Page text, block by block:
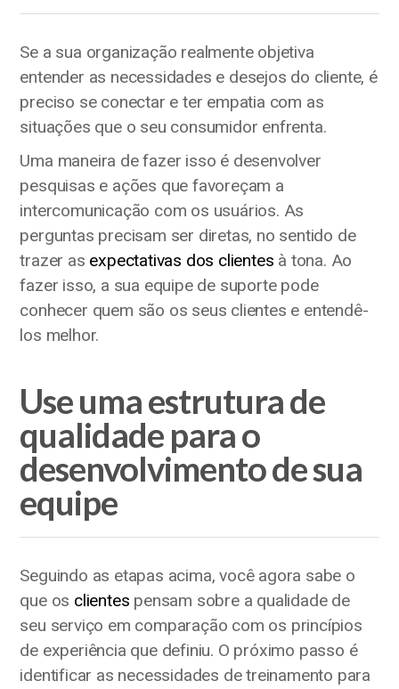
Se a sua organização realmente objetiva
entender as necessidades e desejos do cliente, é
preciso se conectar e ter empatia com as
situações que o seu consumidor enfrenta.
Uma maneira de fazer isso é desenvolver
pesquisas e ações que favoreçam a
intercomunicação com os usuários. As
perguntas precisam ser diretas, no sentido de
trazer as expectativas dos clientes à tona. Ao
fazer isso, a sua equipe de suporte pode
conhecer quem são os seus clientes e entendê-
los melhor.
Use uma estrutura de
qualidade para o
desenvolvimento de sua
equipe
Seguindo as etapas acima, você agora sabe o
que os clientes pensam sobre a qualidade de
seu serviço em comparação com os princípios
de experiência que definiu. O próximo passo é
identificar as necessidades de treinamento para